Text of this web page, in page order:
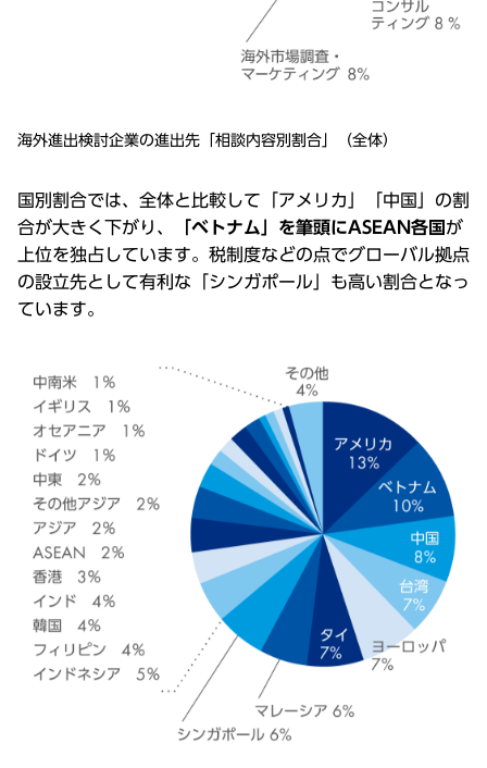
海外進出検討企業の進出先「相談内容別割合」（全体）
国別割合では、全体と⽐較して「アメリカ」「中国」の割
合が⼤きく下がり、
「ベトナム」を筆頭にASEAN各国 が
上位を独占しています。税制度などの点でグローバル拠点
の設⽴先として有利な「シンガポール」も⾼い割合となっ
ています。